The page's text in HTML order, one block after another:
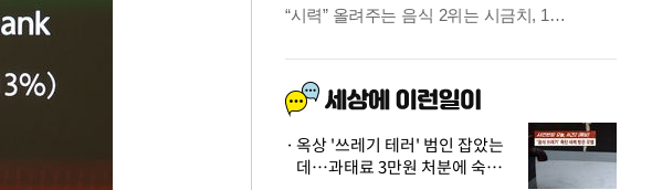
옥상 '쓰레기 테러' 범인 잡았는
데…과태료 3만원 처분에 숙박업